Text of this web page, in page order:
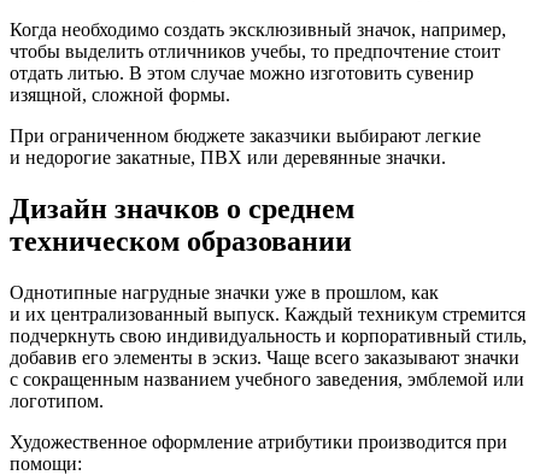
Когда необходимо создать эксклюзивный значок, например,
чтобы выделить отличников учебы, то предпочтение стоит
отдать литью. В этом случае можно изготовить сувенир
изящной, сложной формы.
При ограниченном бюджете заказчики выбирают легкие
и недорогие закатные, ПВХ или деревянные значки.
Дизайн значков о среднем
техническом образовании
Однотипные нагрудные значки уже в прошлом, как
и их централизованный выпуск. Каждый техникум стремится
подчеркнуть свою индивидуальность и корпоративный стиль,
добавив его элементы в эскиз. Чаще всего заказывают значки
с сокращенным названием учебного заведения, эмблемой или
логотипом.
Художественное оформление атрибутики производится при
помощи: